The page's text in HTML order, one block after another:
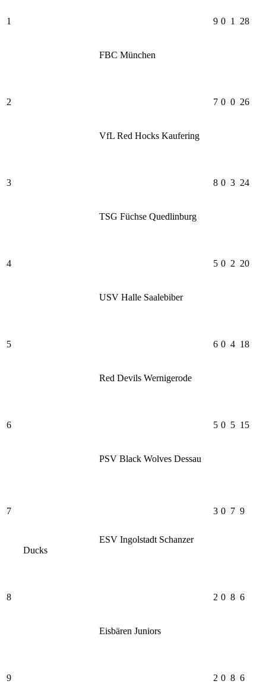
1
FBC München
9 0 1 28
2
VfL Red Hocks Kaufering
7 0 0 26
3
TSG Füchse Quedlinburg
8 0 3 24
4
USV Halle Saalebiber
5 0 2 20
5
Red Devils Wernigerode
6 0 4 18
6
PSV Black Wolves Dessau
5 0 5 15
7
ESV Ingolstadt Schanzer
Ducks
3 0 7 9
8
Eisbären Juniors
2 0 8 6
9 2 0 8 6